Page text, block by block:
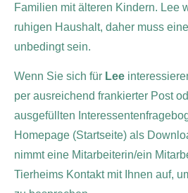
Familien mit älteren Kindern. Lee
ruhigen Haushalt, daher muss
unbedingt sein.
Wenn Sie sich für Lee
per ausreichend frankierter Post
ausgefüllten
Homepage (Startseite) als
nimmt eine Mitarbeiterin/ein
Tierheims Kontakt mit Ihnen auf,